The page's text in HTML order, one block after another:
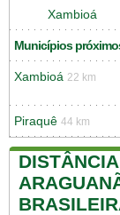
Xambioá
Municípios
Xambioá 22 km
Piraquê 44 km